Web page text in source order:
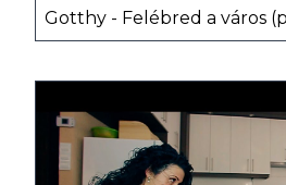
Gotthy - Felébred a város